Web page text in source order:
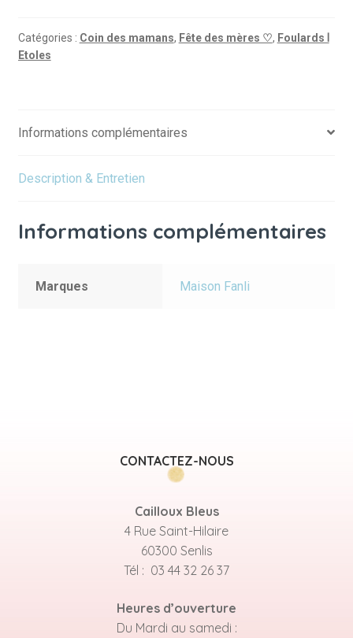
Escapade
romantique
Catégories : Coin des mamans, Fête des mères ♡, Foulards Ⅰ
Etoles
Informations complémentaires
Description & Entretien
Informations complémentaires
Marques Maison Fanli
CONTACTEZ-NOUS
Cailloux Bleus
4 Rue Saint-Hilaire
60300 Senlis
Tél : 03 44 32 26 37
Heures d’ouverture
Du Mardi au samedi :